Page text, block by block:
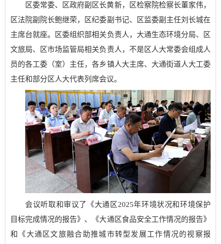
区委常委、区政府副区长黄新，区检察院检察长董家伟，
区法院副院长鲍继荣，区纪委副书记、区监委副主任刘长城在
主席台就座。区委组织部相关负责人，大通生态环境分局、区
文旅局、区市场监管局相关负责人，不是区人大常委会组成人
员的各工委（室）主任，各乡镇人大主席、大通街道人大工委
主任和部分区人大代表列席会议。
会议听取和审议了《大通区2025年环境状况和环境保护
目标完成情况的报告》、《大通区食品安全工作情况的报告》
和《大通区文旅融合助推城市转型发展工作情况的视察报